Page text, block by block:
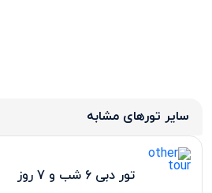
سایر تورهای مشابه
تور دبی 6 شب و 7 روز